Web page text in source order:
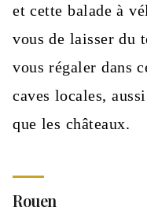
et cette balade à
vous de laisser du
vous régaler dans
caves locales,
que les châteaux.
Rouen